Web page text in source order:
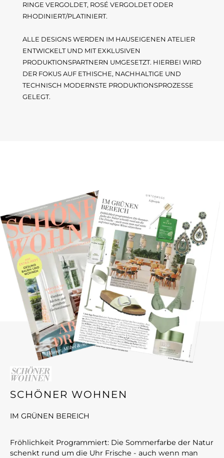
RINGE VERGOLDET, ROSÉ VERGOLDET ODER
RHODINIERT/PLATINIERT.
ALLE DESIGNS WERDEN IM HAUSEIGENEN ATELIER
ENTWICKELT UND MIT EXKLUSIVEN
PRODUKTIONSPARTNERN UMGESETZT. HIERBEI WIRD
DER FOKUS AUF ETHISCHE, NACHHALTIGE UND
TECHNISCH MODERNSTE PRODUKTIONSPROZESSE
GELEGT.
SCHÖNER WOHNEN
IM GRÜNEN BEREICH
Fröhlichkeit Programmiert: Die Sommerfarbe der Natur
schenkt rund um die Uhr Frische - auch wenn man